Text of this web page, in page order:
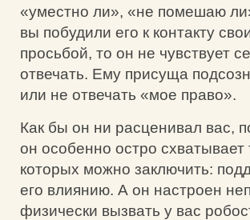
«уместно ли», «не помешаю
вы побудили его к контакту
просьбой, то он не чувствует
отвечать. Ему присуща
или не отвечать «мое право».
Как бы он ни расценивал вас,
он особенно остро
которых можно заключить:
его влиянию. А он настроен
физически вызвать у вас